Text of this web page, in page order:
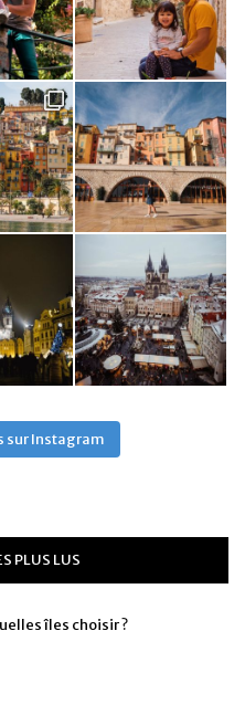
sur Instagram
PLUS LUS
îles choisir ?